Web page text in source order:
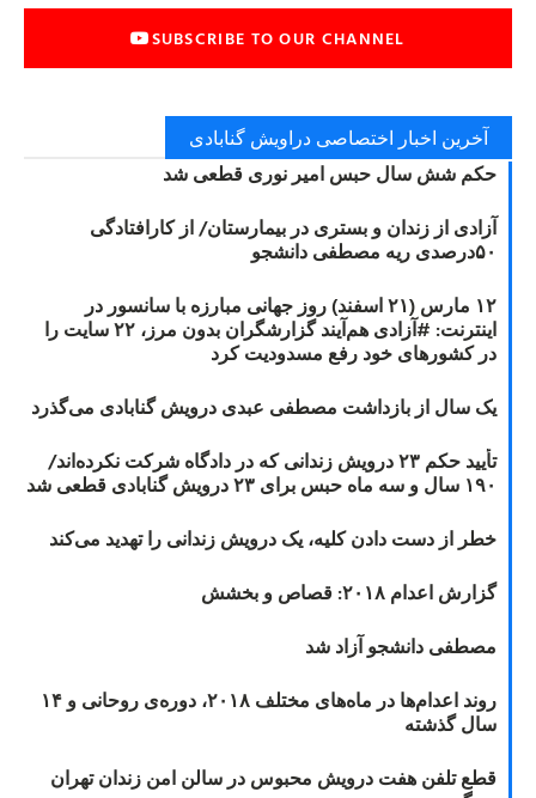
SUBSCRIBE TO OUR CHANNEL
آخرین اخبار اختصاصی دراویش گنابادی
حکم شش سال حبس امیر نوری قطعی شد
آزادی از زندان و بستری در بیمارستان/ از کارافتادگی
۵۰درصدی ریه مصطفی دانشجو
۱۲ مارس (۲۱ اسفند) روز جهانی مبارزه با سانسور در
اینترنت: #آزادی هم‌آیند گزارشگران‌ بدون مرز، ۲۲ سایت را
در کشورهای خود رفع مسدودیت کرد
یک سال از بازداشت مصطفی عبدی درویش گنابادی می‌گذرد
تأیید حکم ۲۳ درویش زندانی که در دادگاه شرکت نکرده‌اند/
۱۹۰ سال و سه ماه حبس برای ۲۳ درویش گنابادی قطعی شد
خطر از دست دادن کلیه، یک درویش زندانی را تهدید می‌کند
گزارش اعدام ۲۰۱۸: قصاص و بخشش
مصطفی دانشجو آزاد شد
روند اعدام‌ها در ماه‌های مختلف ۲۰۱۸، دوره‌ی روحانی و ۱۴
سال گذشته
قطع تلفن هفت درویش محبوس در سالن امن زندان تهران